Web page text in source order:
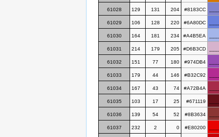
61028 129 131 204 #8183CC
61029 106 128 220 #6A80DC
61030 164 181 234 #A4B5EA
61031 214 179 205 #D6B3CD
61032 151 77 180 #974DB4
61033 179 44 146 #B32C92
61034 167 43 74 #A72B4A
61035 103 17 25 #671119
61036 139 54 52 #8B3634
61037 232 2 0 #E80200